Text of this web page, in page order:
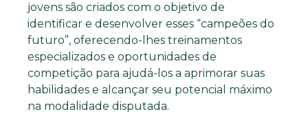
jovens são criados com o objetivo de
identificar e desenvolver esses “campeões do
futuro”, oferecendo-lhes treinamentos
especializados e oportunidades de
competição para ajudá-los a aprimorar suas
habilidades e alcançar seu potencial máximo
na modalidade disputada.